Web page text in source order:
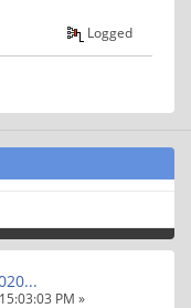
Logged
PM »